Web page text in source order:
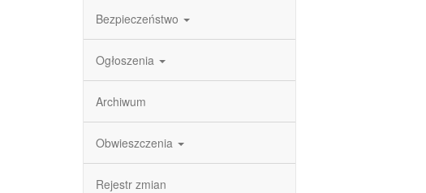
Bezpieczeństwo
Ogłoszenia
Archiwum
Obwieszczenia
Rejestr zmian